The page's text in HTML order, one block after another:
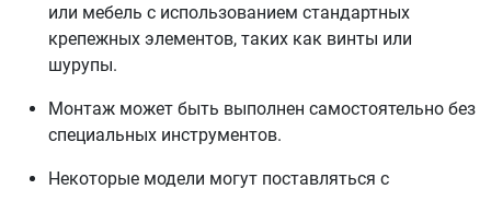
или мебель с использованием стандартных
крепежных элементов, таких как винты или
шурупы.
Монтаж может быть выполнен самостоятельно без
специальных инструментов.
Некоторые модели могут поставляться с